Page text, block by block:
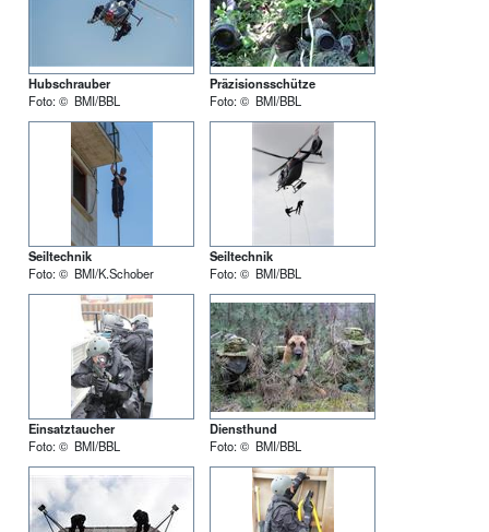
Hubschrauber
Foto: © BMI/BBL
Präzisionsschütze
Foto: © BMI/BBL
Seiltechnik
Foto: © BMI/K.Schober
Seiltechnik
Foto: © BMI/BBL
Einsatztaucher
Foto: © BMI/BBL
Diensthund
Foto: © BMI/BBL